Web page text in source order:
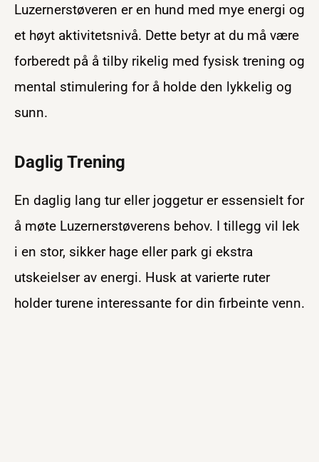
Luzernerstøveren er en hund med mye energi og
et høyt aktivitetsnivå. Dette betyr at du må være
forberedt på å tilby rikelig med fysisk trening og
mental stimulering for å holde den lykkelig og
sunn.
Daglig Trening
En daglig lang tur eller joggetur er essensielt for
å møte Luzernerstøverens behov. I tillegg vil lek
i en stor, sikker hage eller park gi ekstra
utskeielser av energi. Husk at varierte ruter
holder turene interessante for din firbeinte venn.